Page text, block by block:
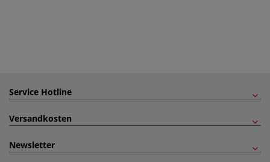
Service Hotline
Versandkosten
Newsletter